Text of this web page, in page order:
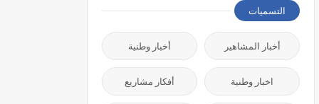
التسميات
أخبار المشاهير أخبار وطنية
اخبار وطنية أفكار مشاريع